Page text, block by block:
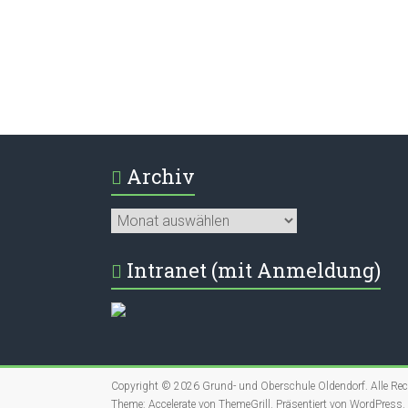
Archiv
Archiv
Intranet (mit Anmeldung)
Copyright © 2026 Grund- und Oberschule Oldendorf. Alle
Theme: Accelerate von ThemeGrill. Präsentiert von WordPress.